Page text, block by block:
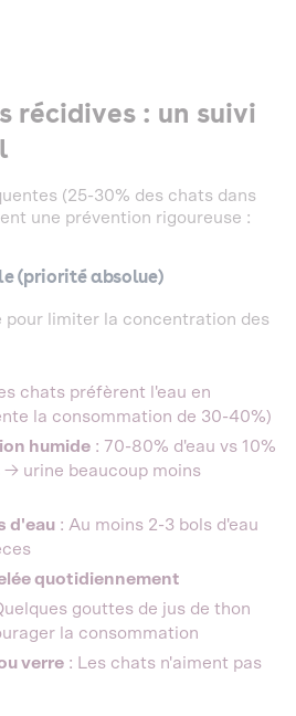
récidives : un suivi
(25-30% des chats dans
une prévention rigoureuse :
(priorité absolue)
pour limiter la concentration des
chats préfèrent l'eau en
la consommation de 30-40%)
humide : 70-80% d'eau vs 10%
urine beaucoup moins
d'eau : Au moins 2-3 bols d'eau
quotidiennement
gouttes de jus de thon
la consommation
verre : Les chats n'aiment pas